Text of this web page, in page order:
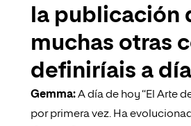
la publicación
muchas otras
definiríais a día
Gemma:A día de hoy “El Arte
por primera vez. Ha